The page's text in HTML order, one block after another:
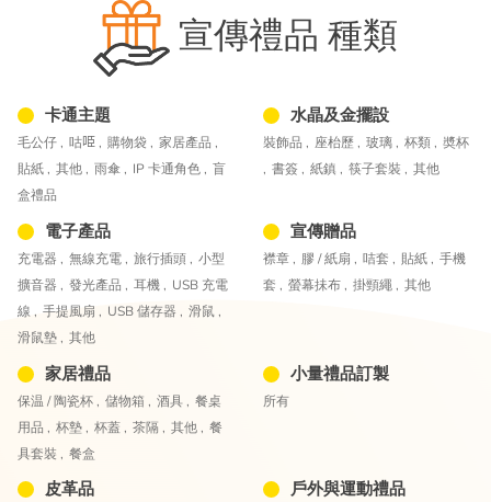
宣傳禮品 種類
卡通主題
毛公仔 , 咕𠱸 , 購物袋 , 家居產品 ,
貼紙 , 其他 , 雨傘 , IP 卡通角色 , 盲
盒禮品
水晶及金擺設
裝飾品 , 座枱歷 , 玻璃 , 杯類 , 奬杯
, 書簽 , 紙鎮 , 筷子套裝 , 其他
電子產品
充電器 , 無線充電 , 旅行插頭 , 小型
擴音器 , 發光產品 , 耳機 , USB 充電
線 , 手提風扇 , USB 儲存器 , 滑鼠 ,
滑鼠墊 , 其他
宣傳贈品
襟章 , 膠 / 紙扇 , 咭套 , 貼紙 , 手機
套 , 螢幕抺布 , 掛頸繩 , 其他
家居禮品
保温 / 陶瓷杯 , 儲物箱 , 酒具 , 餐桌
用品 , 杯墊 , 杯蓋 , 茶隔 , 其他 , 餐
具套裝 , 餐盒
小量禮品訂製
所有
皮革品 戶外與運動禮品